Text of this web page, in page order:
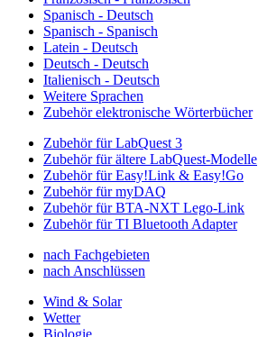
Spanisch - Deutsch
Spanisch - Spanisch
Latein - Deutsch
Deutsch - Deutsch
Italienisch - Deutsch
Weitere Sprachen
Zubehör elektronische Wörterbücher
Zubehör für LabQuest 3
Zubehör für ältere LabQuest-Modelle
Zubehör für Easy!Link & Easy!Go
Zubehör für myDAQ
Zubehör für BTA-NXT Lego-Link
Zubehör für TI Bluetooth Adapter
nach Fachgebieten
nach Anschlüssen
Wind & Solar
Wetter
Biologie